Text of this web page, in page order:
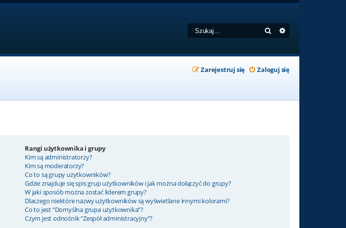
Szukaj
Zaloguj się
Zarejestruj się
Rangi użytkownika i grupy
Kim są administratorzy?
Kim są moderatorzy?
Co to są grupy użytkowników?
Gdzie znajduje się spis grup użytkowników i jak można dołączyć do grupy?
W jaki sposób można zostać liderem grupy?
Dlaczego niektóre nazwy użytkowników są wyświetlane innymi kolorami?
Co to jest “Domyślna grupa użytkownika”?
Czym jest odnośnik “Zespół administracyjny”?